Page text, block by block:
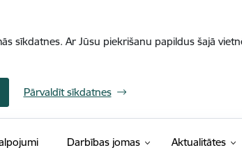
sīkdatnes. Ar Jūsu piekrišanu papildus šajā
Pārvaldīt sīkdatnes
Darbības jomas Aktualitātes